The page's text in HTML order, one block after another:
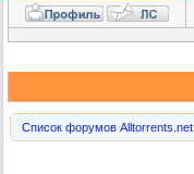
Список форумов Alltorrents.net